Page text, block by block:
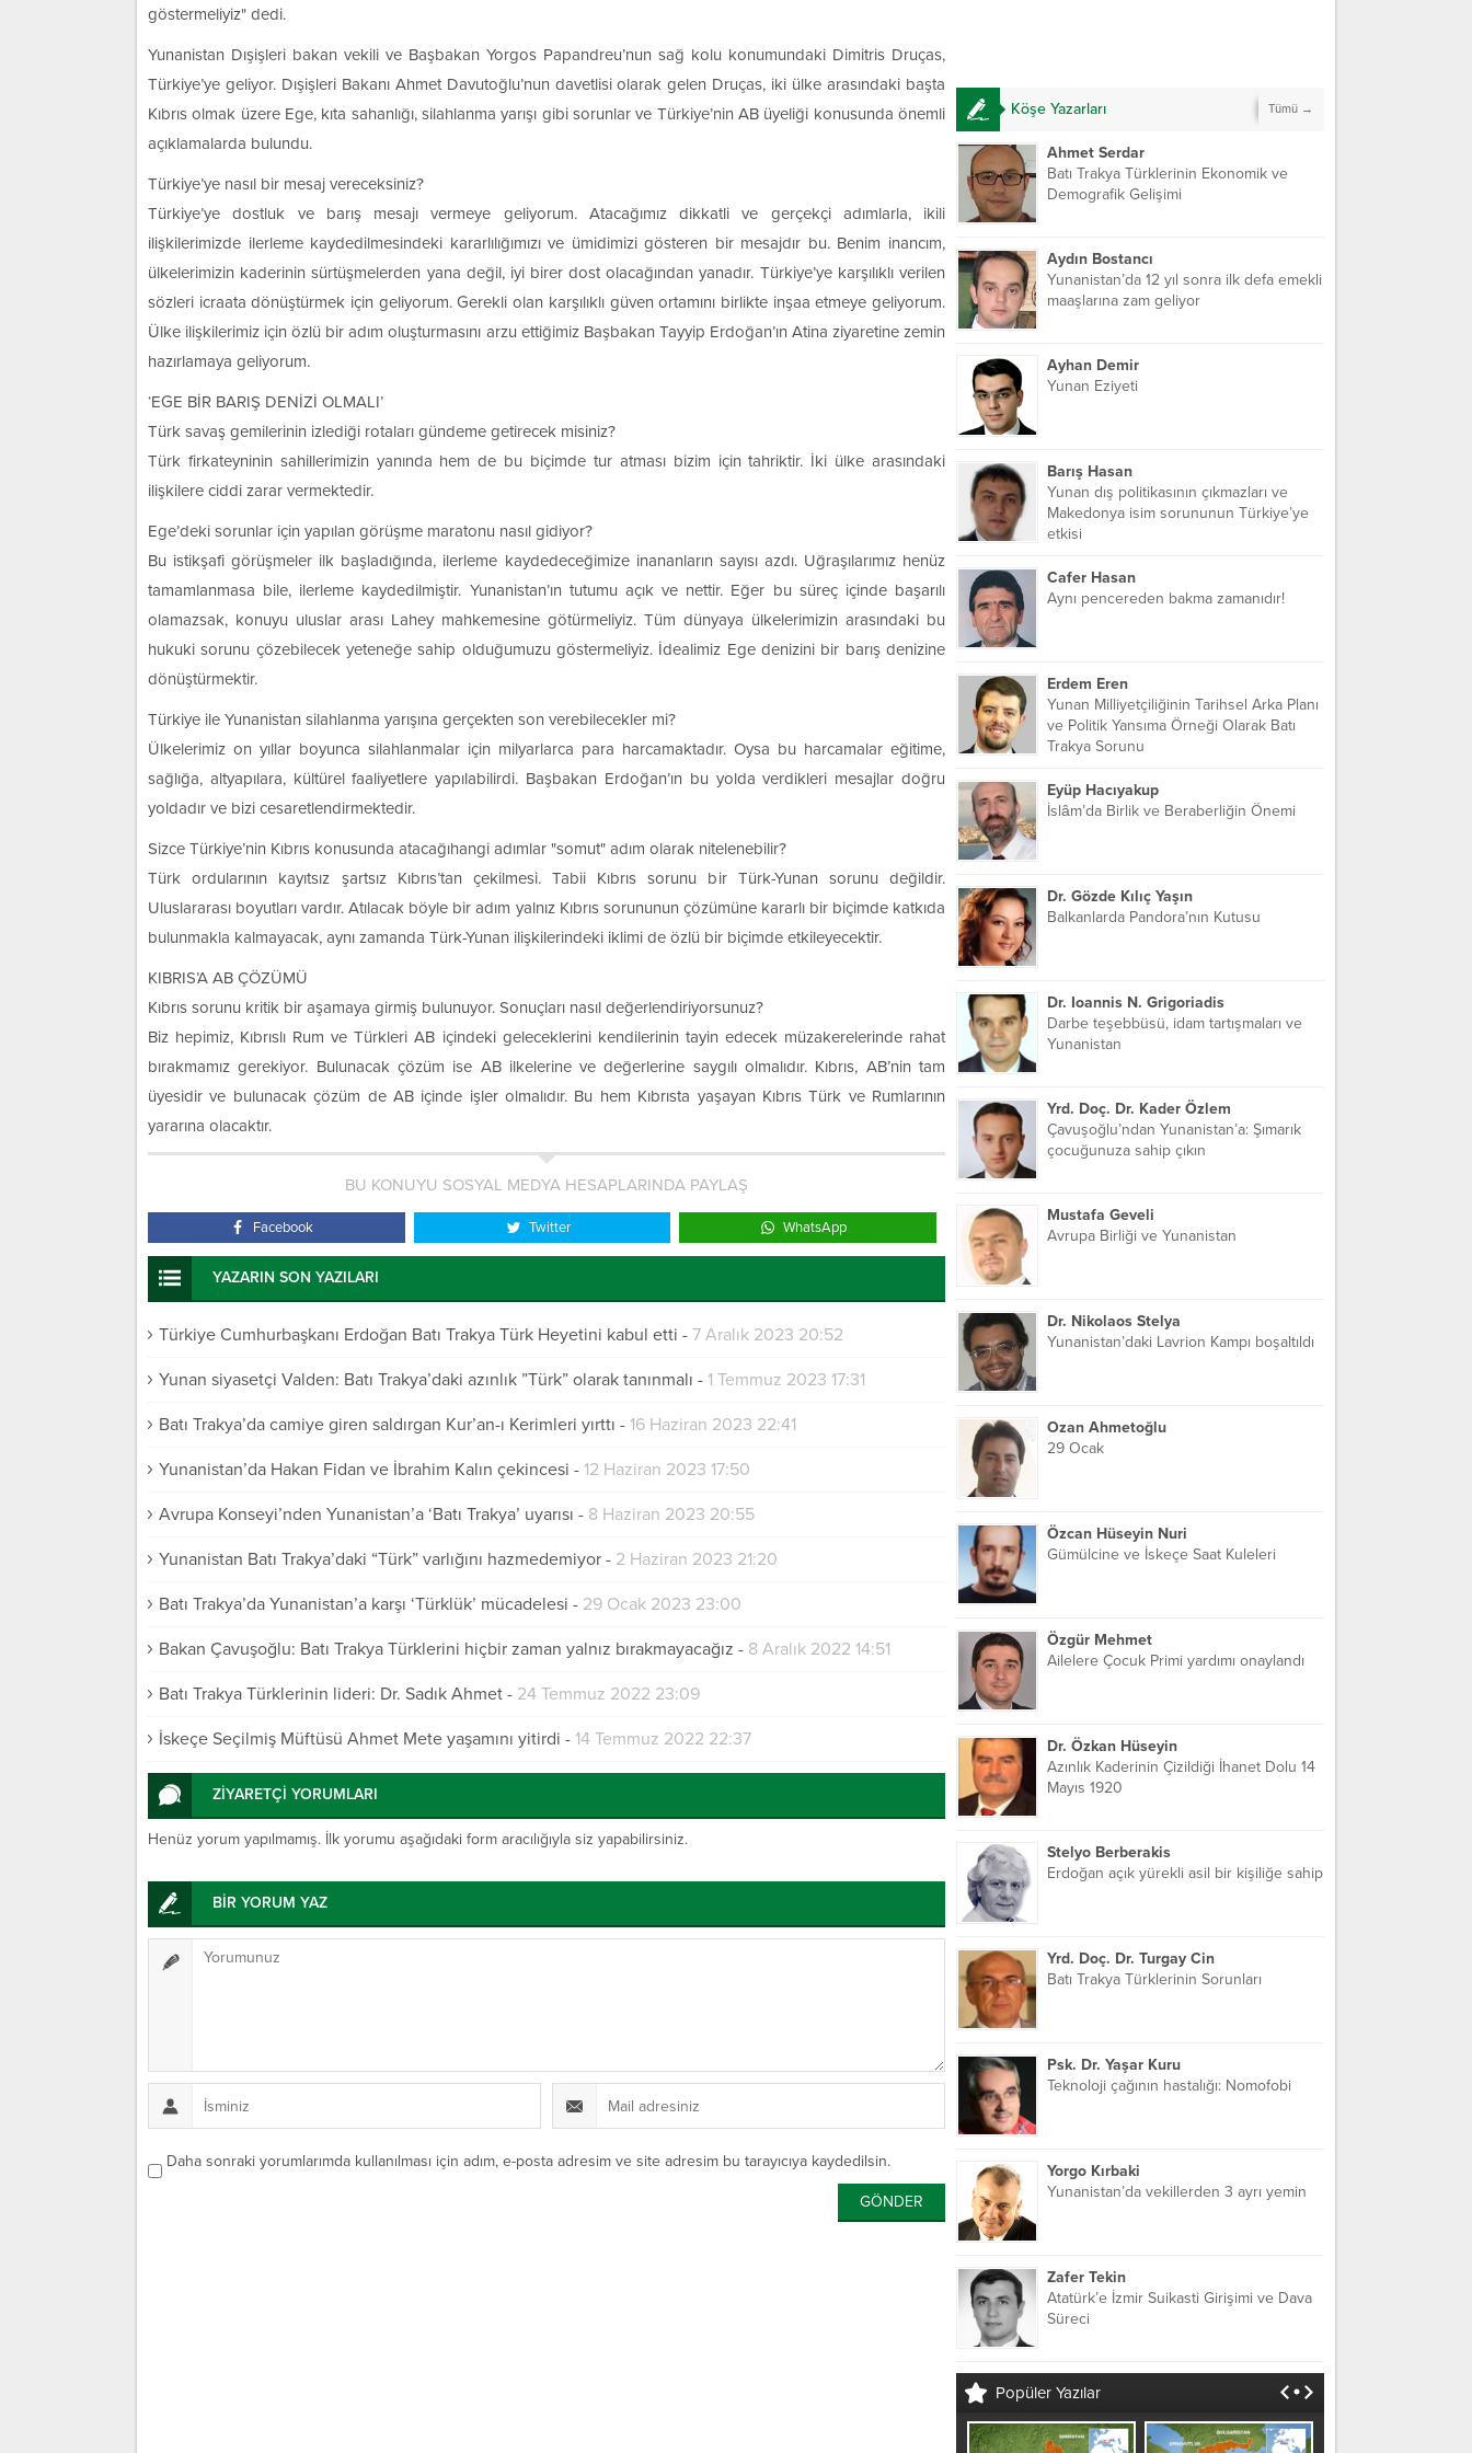
göstermeliyiz" dedi.
Yunanistan Dışişleri bakan vekili ve Başbakan Yorgos Papandreu’nun sağ kolu konumundaki Dimitris Druças,
Türkiye’ye geliyor. Dışişleri Bakanı Ahmet Davutoğlu’nun davetlisi olarak gelen Druças, iki ülke arasındaki başta
Kıbrıs olmak üzere Ege, kıta sahanlığı, silahlanma yarışı gibi sorunlar ve Türkiye’nin AB üyeliği konusunda önemli
açıklamalarda bulundu.
Türkiye’ye nasıl bir mesaj vereceksiniz?
Türkiye’ye dostluk ve barış mesajı vermeye geliyorum. Atacağımız dikkatli ve gerçekçi adımlarla, ikili
ilişkilerimizde ilerleme kaydedilmesindeki kararlılığımızı ve ümidimizi gösteren bir mesajdır bu. Benim inancım,
ülkelerimizin kaderinin sürtüşmelerden yana değil, iyi birer dost olacağından yanadır. Türkiye’ye karşılıklı verilen
sözleri icraata dönüştürmek için geliyorum. Gerekli olan karşılıklı güven ortamını birlikte inşaa etmeye geliyorum.
Ülke ilişkilerimiz için özlü bir adım oluşturmasını arzu ettiğimiz Başbakan Tayyip Erdoğan’ın Atina ziyaretine zemin
hazırlamaya geliyorum.
‘EGE BİR BARIŞ DENİZİ OLMALI’
Türk savaş gemilerinin izlediği rotaları gündeme getirecek misiniz?
Türk firkateyninin sahillerimizin yanında hem de bu biçimde tur atması bizim için tahriktir. İki ülke arasındaki
ilişkilere ciddi zarar vermektedir.
Ege’deki sorunlar için yapılan görüşme maratonu nasıl gidiyor?
Bu istikşafi görüşmeler ilk başladığında, ilerleme kaydedeceğimize inananların sayısı azdı. Uğraşılarımız henüz
tamamlanmasa bile, ilerleme kaydedilmiştir. Yunanistan’ın tutumu açık ve nettir. Eğer bu süreç içinde başarılı
olamazsak, konuyu uluslar arası Lahey mahkemesine götürmeliyiz. Tüm dünyaya ülkelerimizin arasındaki bu
hukuki sorunu çözebilecek yeteneğe sahip olduğumuzu göstermeliyiz. İdealimiz Ege denizini bir barış denizine
dönüştürmektir.
Türkiye ile Yunanistan silahlanma yarışına gerçekten son verebilecekler mi?
Ülkelerimiz on yıllar boyunca silahlanmalar için milyarlarca para harcamaktadır. Oysa bu harcamalar eğitime,
sağlığa, altyapılara, kültürel faaliyetlere yapılabilirdi. Başbakan Erdoğan’ın bu yolda verdikleri mesajlar doğru
yoldadır ve bizi cesaretlendirmektedir.
Sizce Türkiye’nin Kıbrıs konusunda atacağıhangi adımlar "somut" adım olarak nitelenebilir?
Türk ordularının kayıtsız şartsız Kıbrıs’tan çekilmesi. Tabii Kıbrıs sorunu bir Türk-Yunan sorunu değildir.
Uluslararası boyutları vardır. Atılacak böyle bir adım yalnız Kıbrıs sorununun çözümüne kararlı bir biçimde katkıda
bulunmakla kalmayacak, aynı zamanda Türk-Yunan ilişkilerindeki iklimi de özlü bir biçimde etkileyecektir.
KIBRIS’A AB ÇÖZÜMÜ
Kıbrıs sorunu kritik bir aşamaya girmiş bulunuyor. Sonuçları nasıl değerlendiriyorsunuz?
Biz hepimiz, Kıbrıslı Rum ve Türkleri AB içindeki geleceklerini kendilerinin tayin edecek müzakerelerinde rahat
bırakmamız gerekiyor. Bulunacak çözüm ise AB ilkelerine ve değerlerine saygılı olmalıdır. Kıbrıs, AB’nin tam
üyesidir ve bulunacak çözüm de AB içinde işler olmalıdır. Bu hem Kıbrısta yaşayan Kıbrıs Türk ve Rumlarının
yararına olacaktır.
BU KONUYU SOSYAL MEDYA HESAPLARINDA PAYLAŞ
Facebook Twitter WhatsApp
YAZARIN SON YAZILARI
Türkiye Cumhurbaşkanı Erdoğan Batı Trakya Türk Heyetini kabul etti - 7 Aralık 2023 20:52
Yunan siyasetçi Valden: Batı Trakya’daki azınlık ”Türk” olarak tanınmalı - 1 Temmuz 2023 17:31
Batı Trakya’da camiye giren saldırgan Kur’an-ı Kerimleri yırttı - 16 Haziran 2023 22:41
Yunanistan’da Hakan Fidan ve İbrahim Kalın çekincesi - 12 Haziran 2023 17:50
Avrupa Konseyi’nden Yunanistan’a ‘Batı Trakya’ uyarısı - 8 Haziran 2023 20:55
Yunanistan Batı Trakya’daki “Türk” varlığını hazmedemiyor - 2 Haziran 2023 21:20
Batı Trakya’da Yunanistan’a karşı ‘Türklük’ mücadelesi - 29 Ocak 2023 23:00
Bakan Çavuşoğlu: Batı Trakya Türklerini hiçbir zaman yalnız bırakmayacağız - 8 Aralık 2022 14:51
Batı Trakya Türklerinin lideri: Dr. Sadık Ahmet - 24 Temmuz 2022 23:09
İskeçe Seçilmiş Müftüsü Ahmet Mete yaşamını yitirdi - 14 Temmuz 2022 22:37
ZİYARETÇİ YORUMLARI
Henüz yorum yapılmamış. İlk yorumu aşağıdaki form aracılığıyla siz yapabilirsiniz.
BİR YORUM YAZ
Daha sonraki yorumlarımda kullanılması için adım, e-posta adresim ve site adresim bu tarayıcıya kaydedilsin.
Köşe Yazarları Tümü →
Ahmet Serdar
Batı Trakya Türklerinin Ekonomik ve
Demografik Gelişimi
Aydın Bostancı
Yunanistan’da 12 yıl sonra ilk defa emekli
maaşlarına zam geliyor
Ayhan Demir
Yunan Eziyeti
Barış Hasan
Yunan dış politikasının çıkmazları ve
Makedonya isim sorununun Türkiye’ye
etkisi
Cafer Hasan
Aynı pencereden bakma zamanıdır!
Erdem Eren
Yunan Milliyetçiliğinin Tarihsel Arka Planı
ve Politik Yansıma Örneği Olarak Batı
Trakya Sorunu
Eyüp Hacıyakup
İslâm’da Birlik ve Beraberliğin Önemi
Dr. Gözde Kılıç Yaşın
Balkanlarda Pandora’nın Kutusu
Dr. Ioannis N. Grigoriadis
Darbe teşebbüsü, idam tartışmaları ve
Yunanistan
Yrd. Doç. Dr. Kader Özlem
Çavuşoğlu’ndan Yunanistan’a: Şımarık
çocuğunuza sahip çıkın
Mustafa Geveli
Avrupa Birliği ve Yunanistan
Dr. Nikolaos Stelya
Yunanistan’daki Lavrion Kampı boşaltıldı
Ozan Ahmetoğlu
29 Ocak
Özcan Hüseyin Nuri
Gümülcine ve İskeçe Saat Kuleleri
Özgür Mehmet
Ailelere Çocuk Primi yardımı onaylandı
Dr. Özkan Hüseyin
Azınlık Kaderinin Çizildiği İhanet Dolu 14
Mayıs 1920
Stelyo Berberakis
Erdoğan açık yürekli asil bir kişiliğe sahip
Yrd. Doç. Dr. Turgay Cin
Batı Trakya Türklerinin Sorunları
Psk. Dr. Yaşar Kuru
Teknoloji çağının hastalığı: Nomofobi
Yorgo Kırbaki
Yunanistan’da vekillerden 3 ayrı yemin
Zafer Tekin
Atatürk’e İzmir Suikasti Girişimi ve Dava
Süreci
Popüler Yazılar